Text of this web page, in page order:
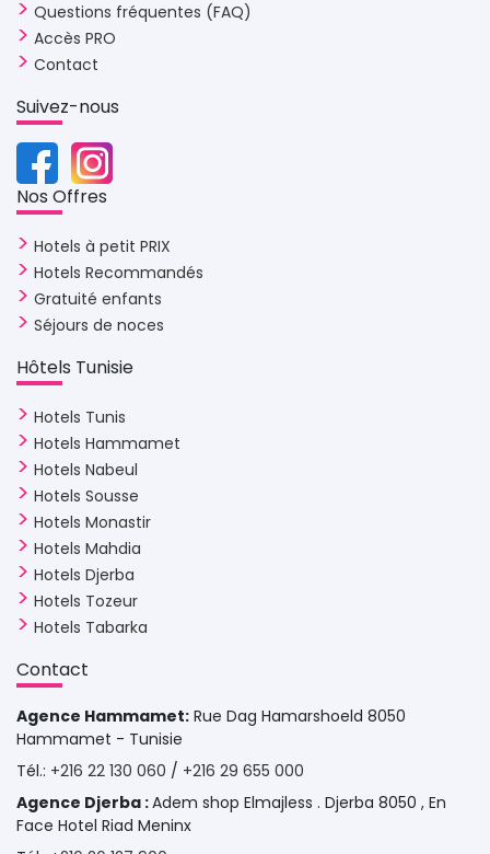
Questions fréquentes (FAQ)
Accès PRO
Contact
Suivez-nous
Nos Offres
Hotels à petit PRIX
Hotels Recommandés
Gratuité enfants
Séjours de noces
Hôtels Tunisie
Hotels Tunis
Hotels Hammamet
Hotels Nabeul
Hotels Sousse
Hotels Monastir
Hotels Mahdia
Hotels Djerba
Hotels Tozeur
Hotels Tabarka
Contact
Agence Hammamet: Rue Dag Hamarshoeld 8050
Hammamet - Tunisie
Tél.: +216 22 130 060 / +216 29 655 000
Agence Djerba :Adem shop Elmajless . Djerba 8050 , En
Face Hotel Riad Meninx